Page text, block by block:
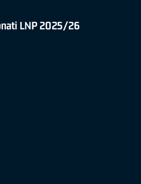
LNP 2025/26